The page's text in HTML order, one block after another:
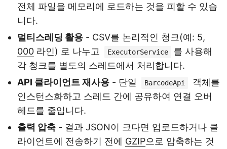
전체 파일을 메모리에 로드하는 것을 피할 수 있습
니다.
멀티스레딩 활용 - CSV를 논리적인 청크(예: 5,
000 라인) 로 나누고 ExecutorService
를 사용해
각 청크를 별도의 스레드에서 처리합니다.
API 클라이언트 재사용 - 단일 BarcodeApi
객체를
인스턴스화하고 스레드 간에 공유하여 연결 오버
헤드를 줄입니다.
출력 압축 - 결과 JSON이 크다면 업로드하거나 클
라이언트에 전송하기 전에 GZIP으로 압축하는 것